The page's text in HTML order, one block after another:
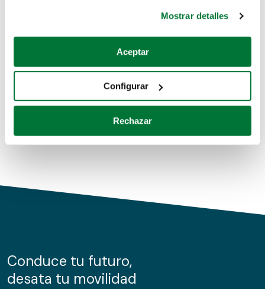
Si lo permite, también quisiéramos:
Recopilar información sobre su ubicación geográfica
Identificar su dispositivo analizándolo activamente
para buscar características específicas (huellas
Obtenga más información sobre cómo se procesan sus
de cookies.
información sobre el uso que haga del sitio web con
nuestros partners de redes sociales, publicidad y análisis
Mostrar detalles
Aceptar
Configurar
Rechazar
Coches de segunda mano
Coches de km0
Conduce tu futuro,
desata tu movilidad